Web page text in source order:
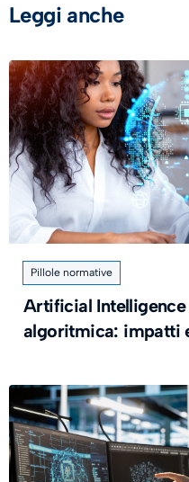
Leggi anche
Pillole normative
Artificial
algoritmica: impatti